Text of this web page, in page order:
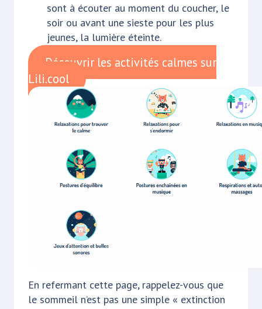
sont à écouter au moment du coucher, le
soir ou avant une sieste pour les plus
jeunes, la lumière éteinte.
Découvrir les activités calmes sur
Lili.cool
En refermant cette page, rappelez-vous que
le sommeil n’est pas une simple « extinction